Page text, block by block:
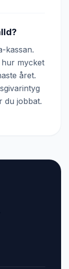
kassan.
hur mycket
året.
du jobbat.